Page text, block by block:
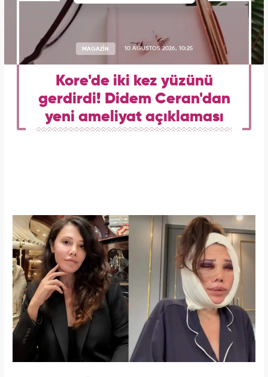
MAGAZİN 10 AĞUSTOS 2026, 10:25
Kore'de iki kez yüzünü
gerdirdi! Didem Ceran'dan
yeni ameliyat açıklaması